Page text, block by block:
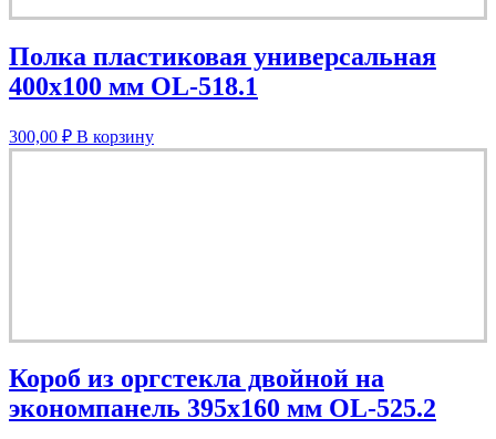
Полка пластиковая универсальная
400х100 мм OL-518.1
300,00 ₽ В корзину
Короб из оргстекла двойной на
экономпанель 395х160 мм OL-525.2